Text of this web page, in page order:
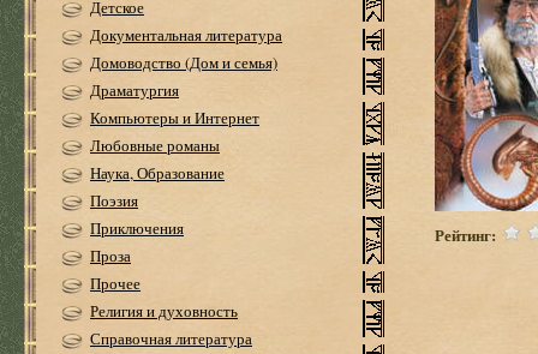
Детское
Документальная литература
Домоводство (Дом и семья)
Драматургия
Компьютеры и Интернет
Любовные романы
Наука, Образование
Поэзия
Приключения
Проза
Прочее
Религия и духовность
Справочная литература
Рейтинг: